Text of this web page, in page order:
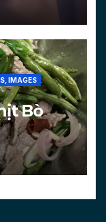
IMAGES
Bò